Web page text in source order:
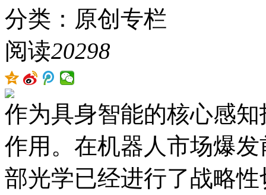
分类：原创专栏
阅读20298
作为具身智能的核心感
作用。在机器人市场爆
部光学已经进行了战略